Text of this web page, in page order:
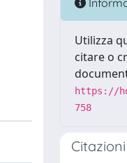
Utilizza
citare o
https://
758
Citazioni